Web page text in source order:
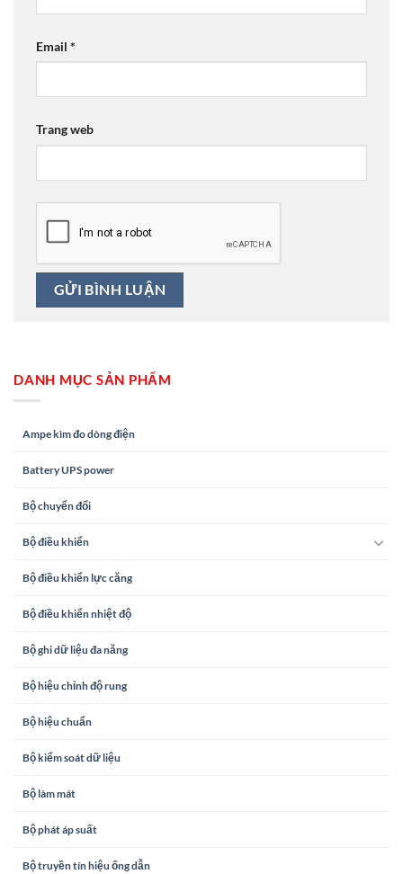
Email *
Trang web
DANH MỤC SẢN PHẨM
Ampe kìm đo dòng điện
Battery UPS power
Bộ chuyển đổi
Bộ điều khiển
Bộ điều khiển lực căng
Bộ điều khiển nhiệt độ
Bộ ghi dữ liệu đa năng
Bộ hiệu chỉnh độ rung
Bộ hiệu chuẩn
Bộ kiểm soát dữ liệu
Bộ làm mát
Bộ phát áp suất
Bộ truyền tín hiệu ống dẫn